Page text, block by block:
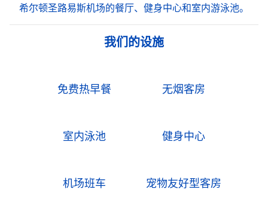
希尔顿圣路易斯机场的餐厅、健身中心和室内游泳池。
我们的设施
免费热早餐 无烟客房
室内泳池 健身中心
机场班车 宠物友好型客房